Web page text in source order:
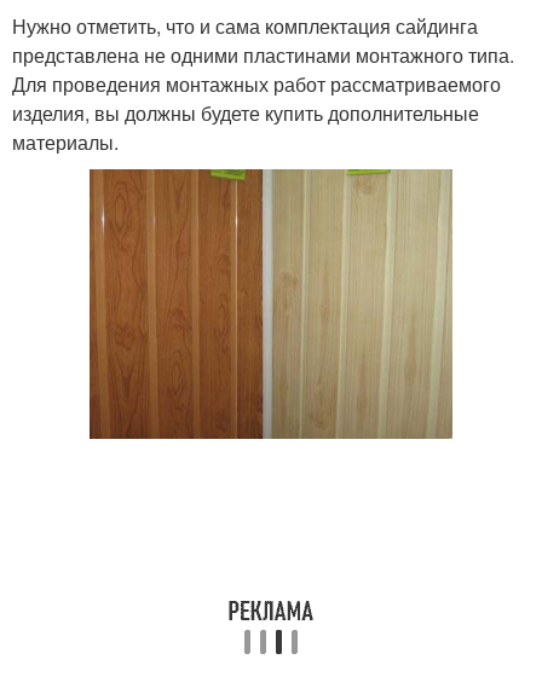
Нужно отметить, что и сама комплектация сайдинга
представлена не одними пластинами монтажного типа.
Для проведения монтажных работ рассматриваемого
изделия, вы должны будете купить дополнительные
материалы.